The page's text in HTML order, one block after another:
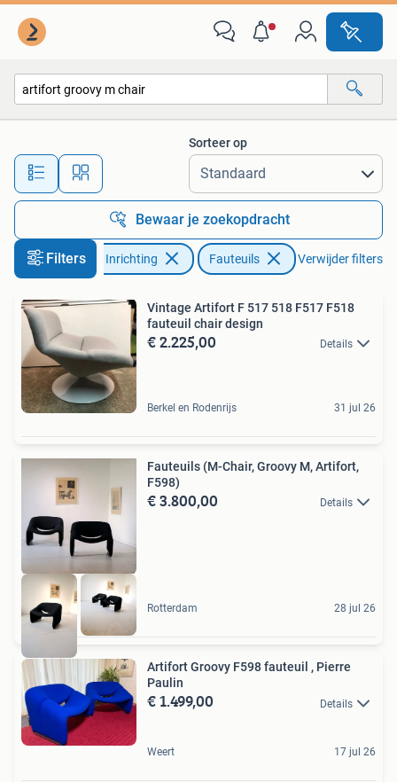
Alle afstanden…
Sorteer op
Bewaar je zoekopdracht
Filters
Huis en Inrichting Fauteuils Verwijder filters
Vintage Artifort F 517 518 F517 F518
fauteuil chair design
€ 2.225,00 Details
Berkel en Rodenrijs 31 jul 26
Fauteuils (M-Chair, Groovy M, Artifort,
F598)
€ 3.800,00 Details
Rotterdam 28 jul 26
Artifort Groovy F598 fauteuil , Pierre
Paulin
€ 1.499,00 Details
Weert 17 jul 26